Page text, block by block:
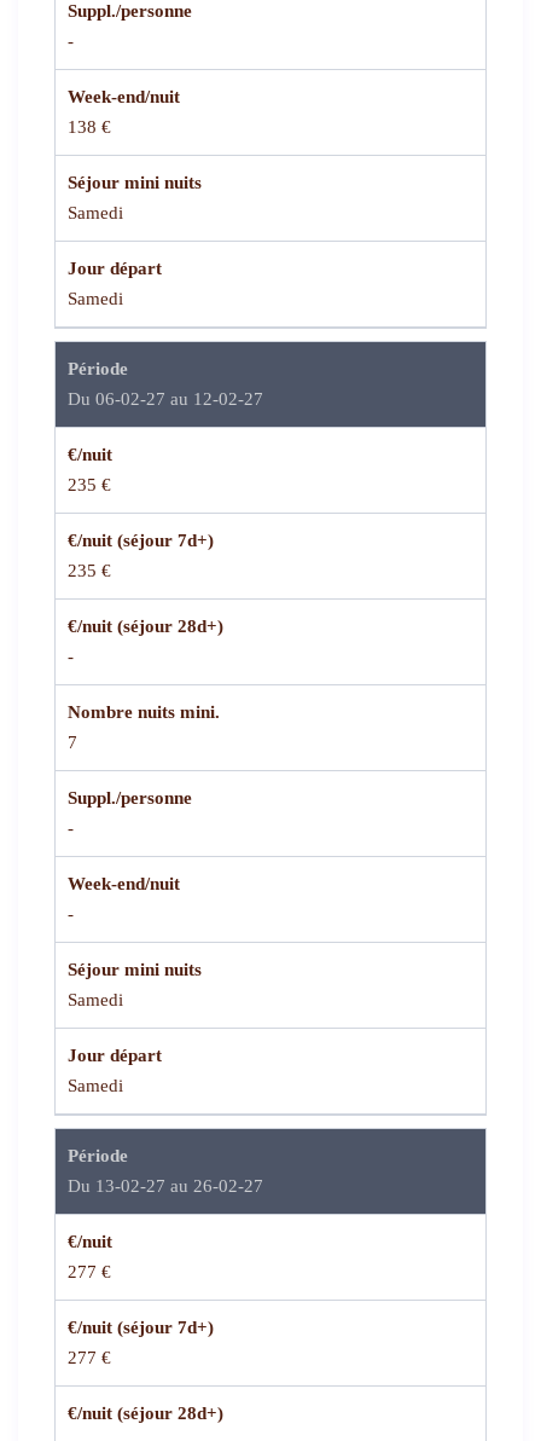
Suppl./personne
-
Week-end/nuit
138 €
Séjour mini nuits
Samedi
Jour départ
Samedi
Période
Du 06-02-27 au 12-02-27
€/nuit
235 €
€/nuit (séjour 7d+)
235 €
€/nuit (séjour 28d+)
-
Nombre nuits mini.
7
Suppl./personne
-
Week-end/nuit
-
Séjour mini nuits
Samedi
Jour départ
Samedi
Période
Du 13-02-27 au 26-02-27
€/nuit
277 €
€/nuit (séjour 7d+)
277 €
€/nuit (séjour 28d+)